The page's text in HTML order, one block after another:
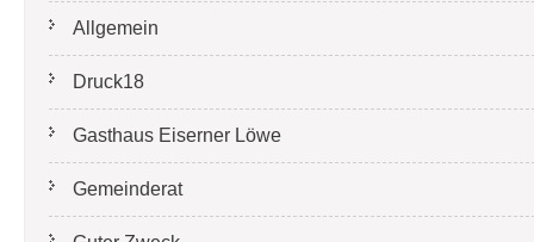
Allgemein
Druck18
Gasthaus Eiserner Löwe
Gemeinderat